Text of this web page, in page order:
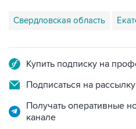
Свердловская область
Купить подписку на
Подписаться на
Получать оперативные
канале